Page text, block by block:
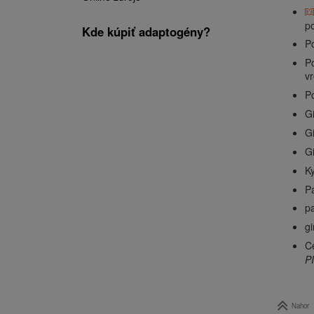
Kde kúpiť adaptogény?
Nahor